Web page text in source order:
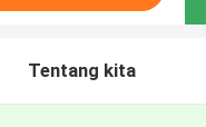
Tentang kita